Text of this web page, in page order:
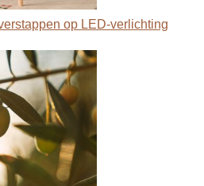
op LED-verlichting